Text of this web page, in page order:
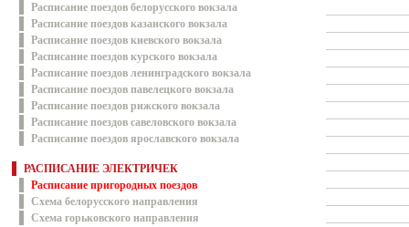
Расписание поездов белорусского вокзала
Расписание поездов казанского вокзала
Расписание поездов киевского вокзала
Расписание поездов курского вокзала
Расписание поездов ленинградского вокзала
Расписание поездов павелецкого вокзала
Расписание поездов рижского вокзала
Расписание поездов савеловского вокзала
Расписание поездов ярославского вокзала
РАСПИСАНИЕ ЭЛЕКТРИЧЕК
Расписание пригородных поездов
Схема белорусского направления
Схема горьковского направления